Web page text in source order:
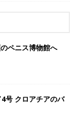
ペニス博物館へ
号 クロアチアのバ